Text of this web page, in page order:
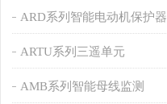
ARD系列智能电动机保护器
ARTU系列三遥单元
AMB系列智能母线监测